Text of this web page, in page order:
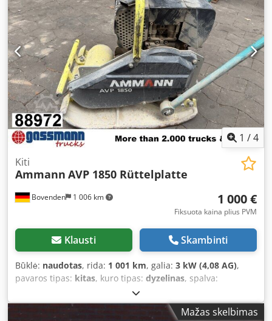
įprasti naudojimo požymiai. Techniniai duomenys: •
Gamintojas: AMMANN • Modelis: AVP 2920 • Pagaminimo
metai: 1999 • Variklis: HATZ dyzelinis • Variklio tipas: 1B30-6
• Galia: 5 kW • Darbinė masė: 190 kg • Rankinis užvedimas •
Pagaminta Vokietijoje Naudojimas: • Trinkelių tankinimas •
Trinkelių klojimo darbai Dksdpfx Aoy Sifyja Ejr • Kelių
darbai • Grunto ir pagrindų tankinimas • Iškasų ir pamatų
įrengimas Būklė: Naudota, pilnai komplektuota mašina.
HATZ variklis – patvarus ir vertinamas dyzelinis variklis.
1 /4
Bovenden 1 006 km
Kiti
Ammann AVP 1850 Rüttelplatte
1 000 €
Fiksuota kaina plius PVM
Klausti Skambinti
Būklė: naudotas, rida: 1 001 km, galia: 3 kW (4,08 AG),
pavaros tipas: kitas, kuro tipas: dyzelinas, spalva:
111 kg
01/2006, Gamybos metai:2006, vairuotojo kabina:kitas,
Mažas skelbimas